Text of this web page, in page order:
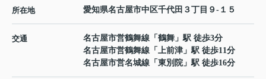
所在地 愛知県名古屋市中区千代田 ３丁目９-１５
交通 名古屋市営鶴舞線 「 鶴舞 」駅 徒歩3分
名古屋市営鶴舞線 「 上前津 」駅 徒歩11分
名古屋市営名城線 「 東別院 」駅 徒歩16分